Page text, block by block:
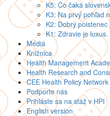
K5: Čo čaká
K3: Na prvý pohľad
K2: Dobrý
K1: Zdravie je
Médiá
Knižnica
Health Management
Health Research and
CEE Health Policy Network
Podporte nás
Prihláste sa na stáž v HPI
English version